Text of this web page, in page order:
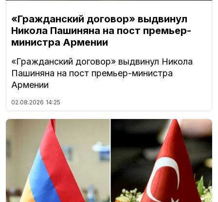
«Гражданский договор» выдвинул
Никола Пашиняна на пост премьер-
министра Армении
«Гражданский договор» выдвинул Никола
Пашиняна на пост премьер-министра
Армении
02.08.2026 14:25